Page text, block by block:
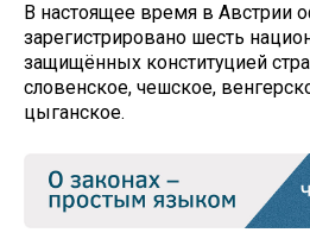
В настоящее время в Австрии
зарегистрировано шесть
защищённых конституцией
словенское, чешское,
цыганское.